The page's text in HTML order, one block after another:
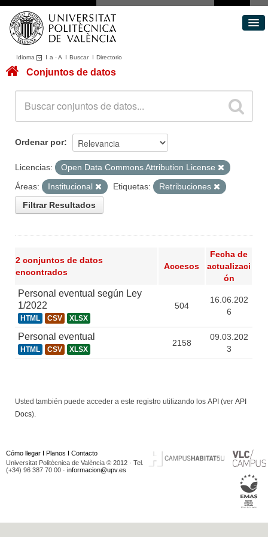
Idioma I a ·A I BuscarI Directorio
Conjuntos de datos
Acerca de
Portal de Transparencia
Conjuntos de datos
Ordenar por
Licencias:
Open Data Commons Attribution License
Áreas:
Institucional Etiquetas:
Retribuciones
Filtrar Resultados
2 conjuntos de datos
encontrados
Accesos
Fecha de
actualizaci
ón
Personal eventual según Ley
1/2022
HTML CSV XLSX
504
16.06.202
6
Personal eventual
HTML CSV XLSX
2158
09.03.202
3
Usted también puede acceder a este registro utilizando los API (ver API
Docs).
Cómo llegar I Planos I Contacto
Universitat Politècnica de València © 2012 · Tel.
(+34) 96 387 70 00 · informacion@upv.es